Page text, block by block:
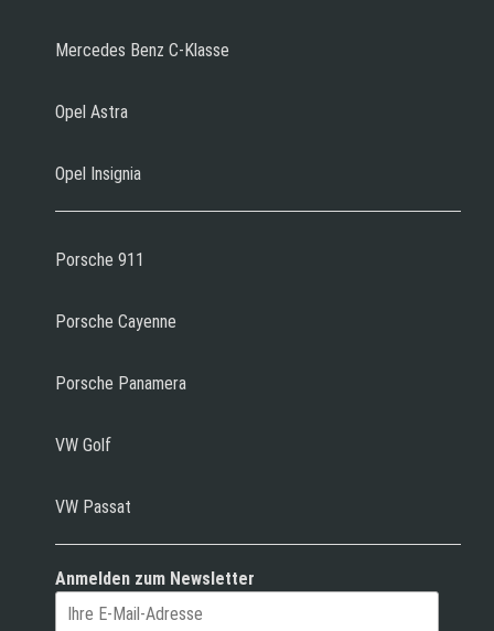
Mercedes Benz C-Klasse
Opel Astra
Opel Insignia
Porsche 911
Porsche Cayenne
Porsche Panamera
VW Golf
VW Passat
Anmelden zum Newsletter